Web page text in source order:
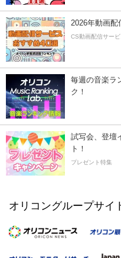
2026年動画配
CS動画配信サー
毎週の音楽ラ
ク！
試写会、登壇
ト！
プレゼント特集
オリコングループサイ